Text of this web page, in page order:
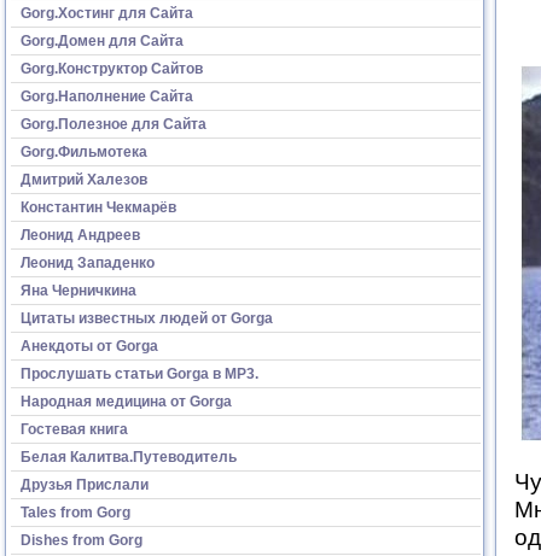
Gorg.Хостинг для Сайта
Gorg.Домен для Сайта
Gorg.Конструктор Сайтов
Gorg.Наполнение Сайта
Gorg.Полезное для Сайта
Gorg.Фильмотека
Дмитрий Халезов
Константин Чекмарёв
Леонид Андреев
Леонид Западенко
Яна Черничкина
Цитаты известных людей от Gorga
Анекдоты от Gorga
Прослушать статьи Gorga в МР3.
Народная медицина от Gorga
Гостевая книга
Белая Калитва.Путеводитель
Друзья Прислали
Tales from Gorg
Dishes from Gorg